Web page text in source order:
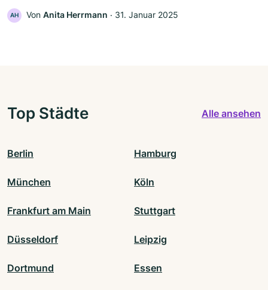
AH Von Anita Herrmann ‧ 31. Januar 2025
Top Städte Alle ansehen
Berlin Hamburg
München Köln
Frankfurt am Main Stuttgart
Düsseldorf Leipzig
Dortmund Essen